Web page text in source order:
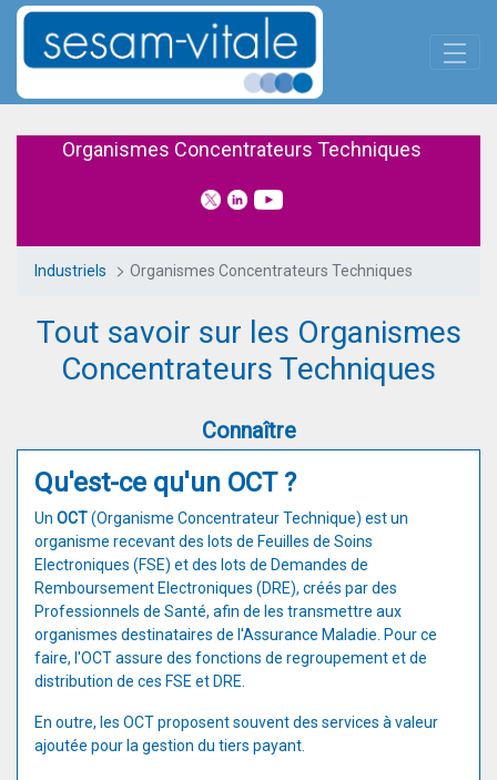
Saut au contenu principal
Organismes Concentrateurs
Organismes Concentrateurs Techniques
Industriels Organismes Concentrateurs Techniques
Tout savoir sur les Organismes
Concentrateurs Techniques
Connaître
Qu'est-ce qu'un OCT ?
Un OCT(Organisme Concentrateur Technique) est un
organisme recevant des lots de Feuilles de Soins
Electroniques (FSE) et des lots de Demandes de
Remboursement Electroniques (DRE), créés par des
Professionnels de Santé, afin de les transmettre aux
organismes destinataires de l'Assurance Maladie. Pour ce
faire, l'OCT assure des fonctions de regroupement et de
distribution de ces FSE et DRE.
En outre, les OCT proposent souvent des services à valeur
ajoutée pour la gestion du tiers payant.
Panneau de gestion des cookies